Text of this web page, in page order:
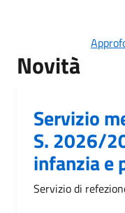
Novità
Servizio
S. 2026/
infanzia e
Servizio di